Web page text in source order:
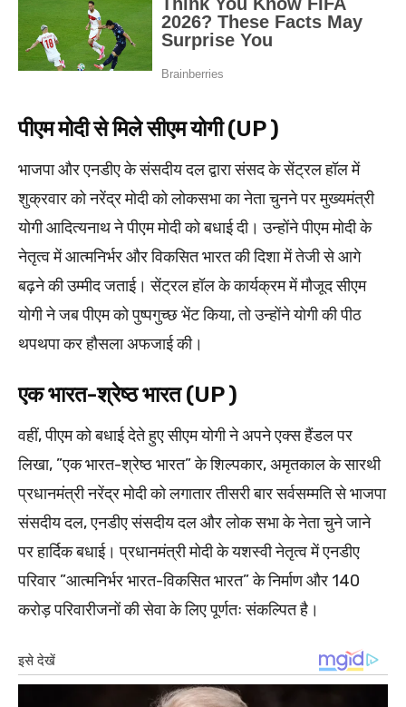
पीएम मोदी से मिले सीएम योगी (UP )
भाजपा और एनडीए के संसदीय दल द्वारा संसद के सेंट्रल हॉल में
शुक्रवार को नरेंद्र मोदी को लोकसभा का नेता चुनने पर मुख्यमंत्री
योगी आदित्यनाथ ने पीएम मोदी को बधाई दी। उन्होंने पीएम मोदी के
नेतृत्व में आत्मनिर्भर और विकसित भारत की दिशा में तेजी से आगे
बढ़ने की उम्मीद जताई। सेंट्रल हॉल के कार्यक्रम में मौजूद सीएम
योगी ने जब पीएम को पुष्पगुच्छ भेंट किया, तो उन्होंने योगी की पीठ
थपथपा कर हौसला अफजाई की।
एक भारत-श्रेष्ठ भारत (UP )
वहीं, पीएम को बधाई देते हुए सीएम योगी ने अपने एक्स हैंडल पर
लिखा, ”एक भारत-श्रेष्ठ भारत” के शिल्पकार, अमृतकाल के सारथी
प्रधानमंत्री नरेंद्र मोदी को लगातार तीसरी बार सर्वसम्मति से भाजपा
संसदीय दल, एनडीए संसदीय दल और लोक सभा के नेता चुने जाने
पर हार्दिक बधाई। प्रधानमंत्री मोदी के यशस्वी नेतृत्व में एनडीए
परिवार ”आत्मनिर्भर भारत-विकसित भारत” के निर्माण और 140
करोड़ परिवारीजनों की सेवा के लिए पूर्णतः संकल्पित है।